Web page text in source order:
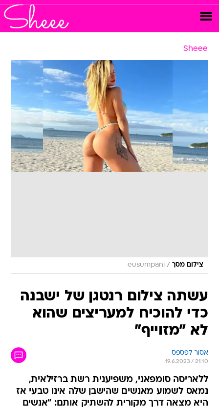
Sheee
צילום מסך /
eusumpani
עשתה צילום רנטגן של ישבנה
כדי להוכיח למעריצים שהוא
לא "מזוייף"
אסור לפספס
19.6.2023 / 21:10
ללאריסה סומפאני, משפיענית רשת ברזילאית,
נמאס לשמוע מאנשים שהישבן שלה אינו טבעי אז
היא מצאה דרך מקורית להשתיק אותם: "אנשים